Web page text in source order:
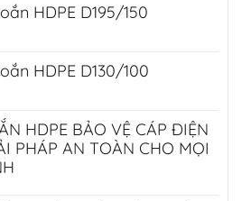
HDPE D195/150
HDPE D130/100
HDPE BẢO VỆ CÁP ĐIỆN
PHÁP AN TOÀN CHO MỌI